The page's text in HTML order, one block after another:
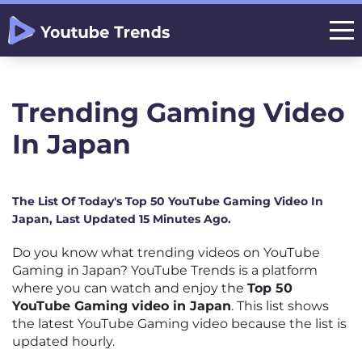
Trending Gaming Video
In Japan
The List Of Today's Top 50 YouTube Gaming Video In
Japan, Last Updated 15 Minutes Ago.
Do you know what trending videos on YouTube
Gaming in Japan? YouTube Trends is a platform
where you can watch and enjoy the Top 50
YouTube Gaming video in Japan. This list shows
the latest YouTube Gaming video because the list is
updated hourly.